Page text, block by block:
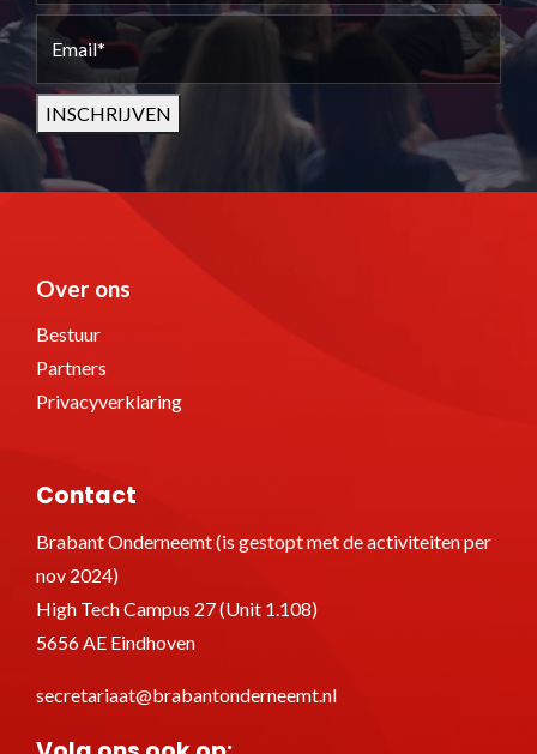
Email (Vereist)
INSCHRIJVEN
Over ons
Bestuur
Partners
Privacyverklaring
Contact
Brabant Onderneemt (is gestopt met de activiteiten per
nov 2024)
High Tech Campus 27 (Unit 1.108)
5656 AE Eindhoven
secretariaat@brabantonderneemt.nl